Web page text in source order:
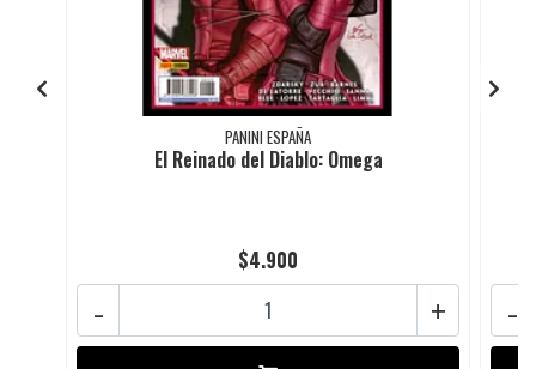
PANINI ESPAÑA
El Reinado del Diablo: Omega
$4.900
+
- -